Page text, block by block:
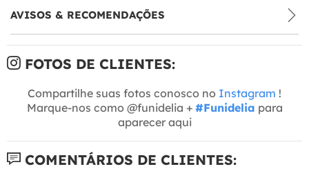
AVISOS & RECOMENDAÇÕES
FOTOS DE CLIENTES:
Compartilhe suas fotos conosco no Instagram !
Marque-nos como @funidelia + #Funidelia para
aparecer aqui
COMENTÁRIOS DE CLIENTES: